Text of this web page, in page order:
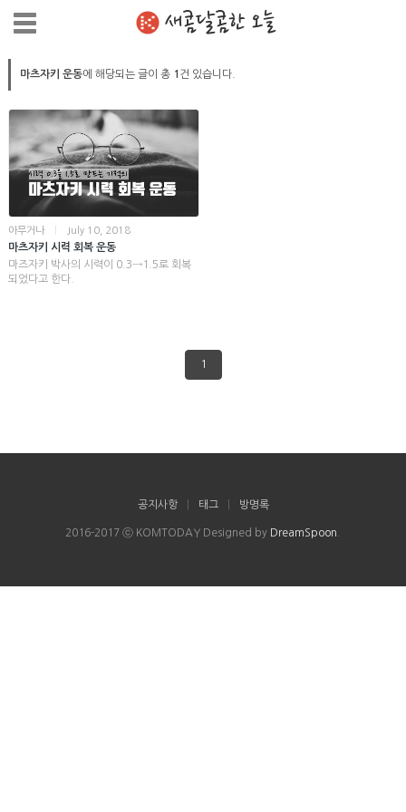
새콤달콤한 오늘
마츠자키 운동에 해당되는 글이 총 1 건 있습니다.
아무거나 July 10, 2018
마츠자키 시력 회복 운동
마즈자키 박사의 시력이 0.3→1.5로 회복
되었다고 한다.
1
공지사항 태그 방명록
2016-2017 ⓒ KOMTODAY Designed by DreamSpoon